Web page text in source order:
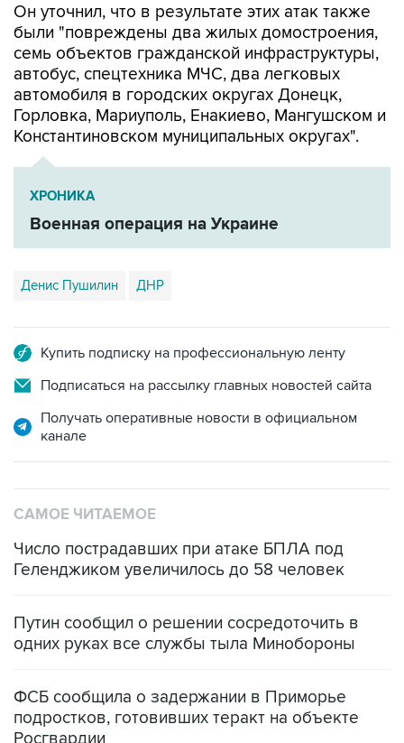
семь объектов гражданской инфраструктуры,
автобус, спецтехника МЧС, два легковых
автомобиля в городских округах Донецк,
Горловка, Мариуполь, Енакиево, Мангушском и
Константиновском муниципальных округах".
ХРОНИКА
Военная операция на Украине
Денис Пушилин ДНР
Подписаться на рассылку главных новостей сайта
Получать оперативные новости в официальном
Число пострадавших при атаке БПЛА под
Путин сообщил о решении сосредоточить в
ФСБ сообщила о задержании в Приморье
Росгвардии